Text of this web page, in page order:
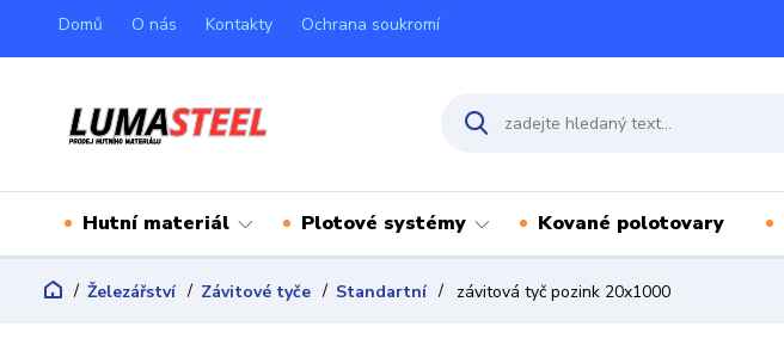
Domů O nás Kontakty Ochrana soukromí
Hutní materiál Plotové systémy Kované polotovary
Železářství Závitové tyče Standartní závitová tyč pozink 20x1000